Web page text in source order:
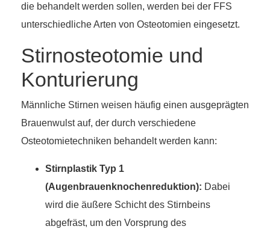
die behandelt werden sollen, werden bei der FFS
unterschiedliche Arten von Osteotomien eingesetzt.
Stirnosteotomie und
Konturierung
Männliche Stirnen weisen häufig einen ausgeprägten
Brauenwulst auf, der durch verschiedene
Osteotomietechniken behandelt werden kann:
Stirnplastik Typ 1
(Augenbrauenknochenreduktion): Dabei
wird die äußere Schicht des Stirnbeins
abgefräst, um den Vorsprung des